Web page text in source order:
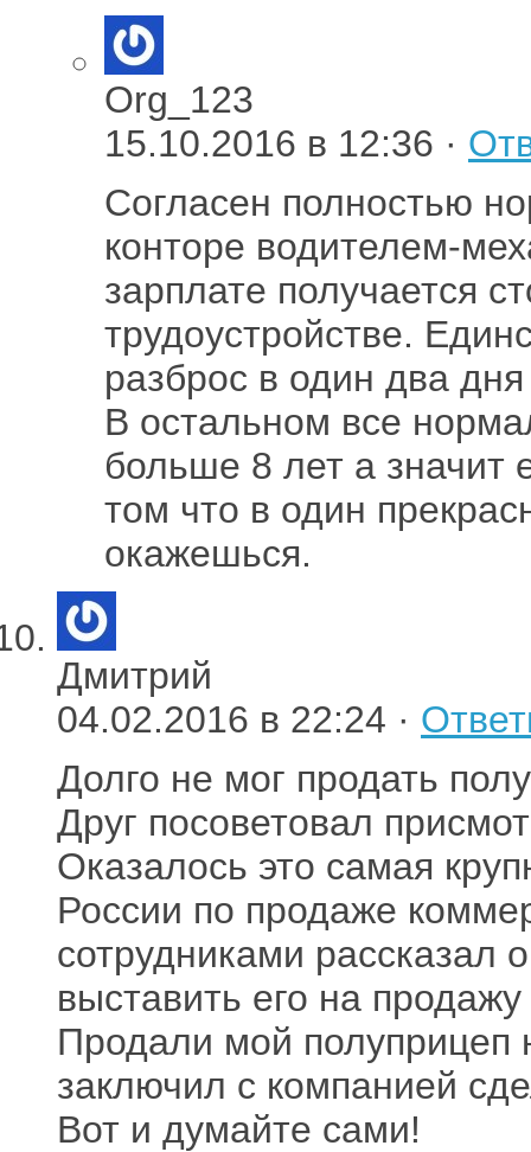
Org_123
15.10.2016 в 12:36 ·
Согласен полностью
конторе водителем-
зарплате получается
трудоустройстве.
разброс в один два
В остальном все
больше 8 лет а значит
том что в один
окажешься.
Дмитрий
04.02.2016 в 22:24 ·
Долго не мог продать
Друг посоветовал
Оказалось это самая
России по продаже
сотрудниками
выставить его на
Продали мой полуприцеп
заключил с компанией
Вот и думайте сами!